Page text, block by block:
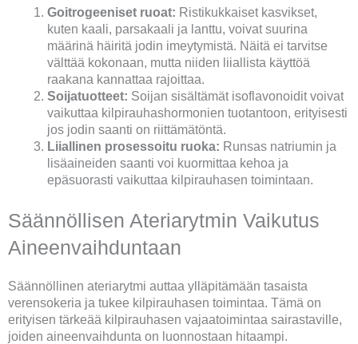
Goitrogeeniset ruoat: Ristikukkaiset kasvikset,
kuten kaali, parsakaali ja lanttu, voivat suurina
määrinä häiritä jodin imeytymistä. Näitä ei tarvitse
välttää kokonaan, mutta niiden liiallista käyttöä
raakana kannattaa rajoittaa.
Soijatuotteet: Soijan sisältämät isoflavonoidit voivat
vaikuttaa kilpirauhashormonien tuotantoon, erityisesti
jos jodin saanti on riittämätöntä.
Liiallinen prosessoitu ruoka: Runsas natriumin ja
lisäaineiden saanti voi kuormittaa kehoa ja
epäsuorasti vaikuttaa kilpirauhasen toimintaan.
Säännöllisen Ateriarytmin Vaikutus
Aineenvaihduntaan
Säännöllinen ateriarytmi auttaa ylläpitämään tasaista
verensokeria ja tukee kilpirauhasen toimintaa. Tämä on
erityisen tärkeää kilpirauhasen vajaatoimintaa sairastaville,
joiden aineenvaihdunta on luonnostaan hitaampi.